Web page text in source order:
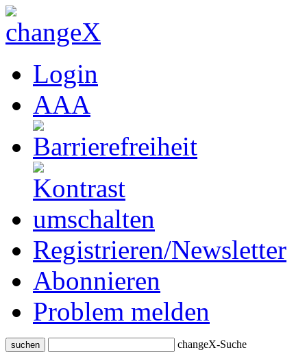
Login
AAA
Registrieren/Newsletter
Abonnieren
Problem melden
suchen changeX-Suche